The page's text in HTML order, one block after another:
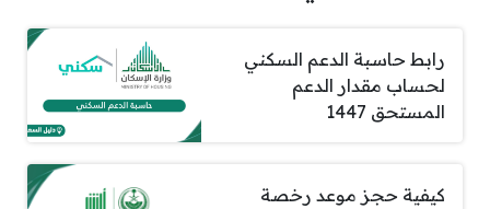
رابط حاسبة الدعم السكني
لحساب مقدار الدعم
المستحق 1447
كيفية حجز موعد رخصة